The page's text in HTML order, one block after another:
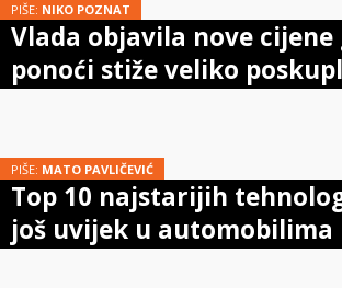
PIŠE: NIKO POZNAT
Vlada objavila nove cijene
ponoći stiže veliko
PIŠE: MATO PAVLIČEVIĆ
Top 10 najstarijih
još uvijek u automobilima